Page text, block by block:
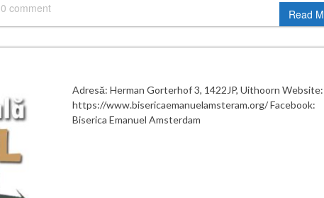
0 comment Read
Adresă: Herman Gorterhof 3, 1422JP, Uithoorn Website:
https://www.bisericaemanuelamsteram.org/ Facebook:
Biserica Emanuel Amsterdam